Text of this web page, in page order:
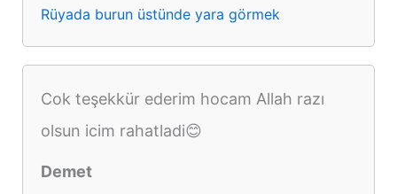
Rüyada burun üstünde yara görmek
Cok teşekkür ederim hocam Allah razı
olsun icim rahatladi😊
Demet